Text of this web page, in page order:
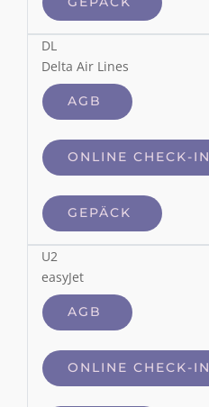
DL
Delta Air Lines
AGB
ONLINE CHECK-IN
GEPÄCK
U2
easyJet
AGB
ONLINE CHECK-IN